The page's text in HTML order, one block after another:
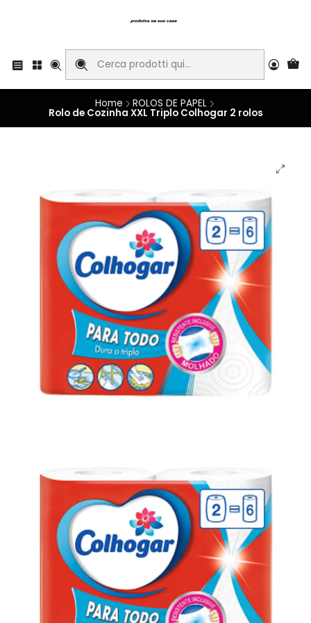
Home ROLOS DE PAPEL
Rolo de Cozinha XXL Triplo Colhogar 2 rolos